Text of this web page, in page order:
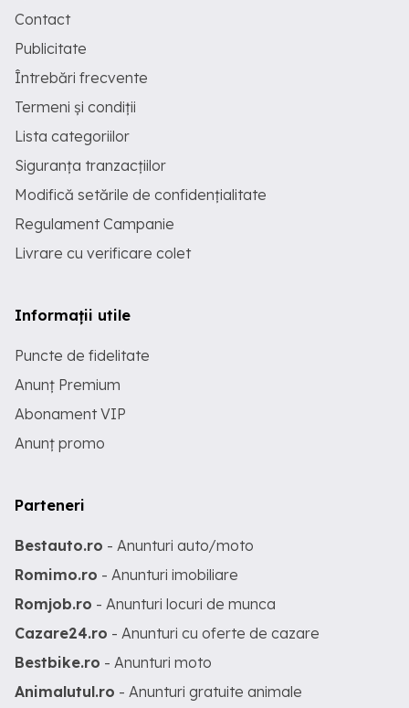
Contact
Publicitate
Întrebări frecvente
Termeni și condiții
Lista categoriilor
Siguranța tranzacțiilor
Modifică setările de confidențialitate
Regulament Campanie
Livrare cu verificare colet
Informații utile
Puncte de fidelitate
Anunț Premium
Abonament VIP
Anunț promo
Parteneri
Bestauto.ro - Anunturi auto/moto
Romimo.ro - Anunturi imobiliare
Romjob.ro - Anunturi locuri de munca
Cazare24.ro - Anunturi cu oferte de cazare
Bestbike.ro - Anunturi moto
Animalutul.ro - Anunturi gratuite animale